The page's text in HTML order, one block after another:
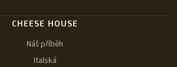
CHEESE HOUSE
Náš příběh
Italská